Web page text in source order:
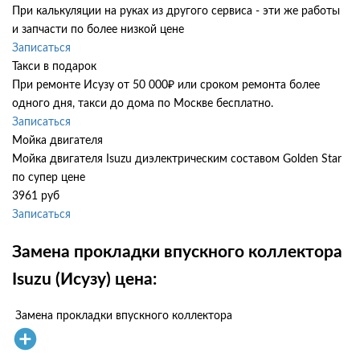
При калькуляции на руках из другого сервиса - эти же работы
и запчасти по более низкой цене
Записаться
Такси в подарок
При ремонте Исузу от 50 000₽ или сроком ремонта более
одного дня, такси до дома по Москве бесплатно.
Записаться
Мойка двигателя
Мойка двигателя Isuzu диэлектрическим составом Golden Star
по супер цене
3961 руб
Записаться
Замена прокладки впускного коллектора
Isuzu (Исузу) цена:
Замена прокладки впускного коллектора